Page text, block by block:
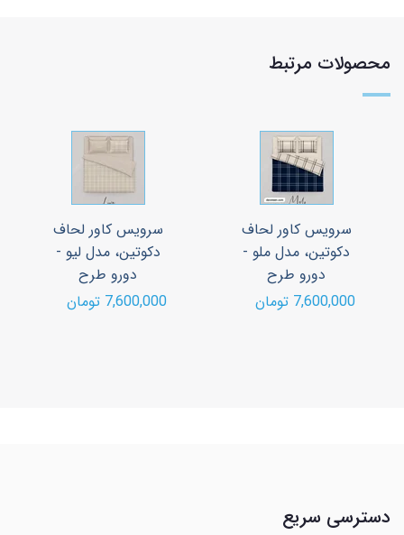
محصولات مرتبط
سرویس کاور لحاف
دکوتین، مدل ملو -
دورو طرح
7,600,000 تومان
سرویس کاور لحاف
دکوتین، مدل لیو -
دورو طرح
7,600,000 تومان
دسترسی سریع